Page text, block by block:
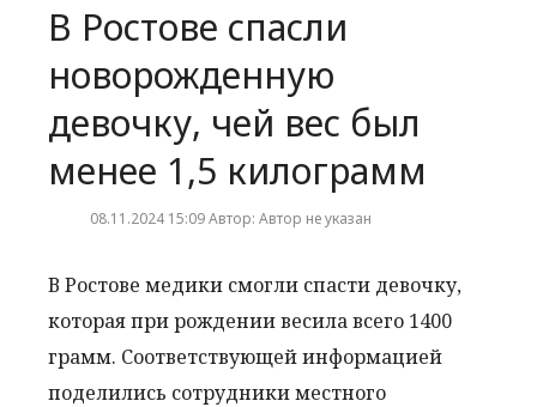
Городские события
В Ростове спасли
новорожденную
девочку, чей вес был
менее 1,5 килограмм
08.11.2024 15:09 Автор: Автор не указан
В Ростове медики смогли спасти девочку,
которая при рождении весила всего 1400
грамм. Соответствующей информацией
поделились сотрудники местного